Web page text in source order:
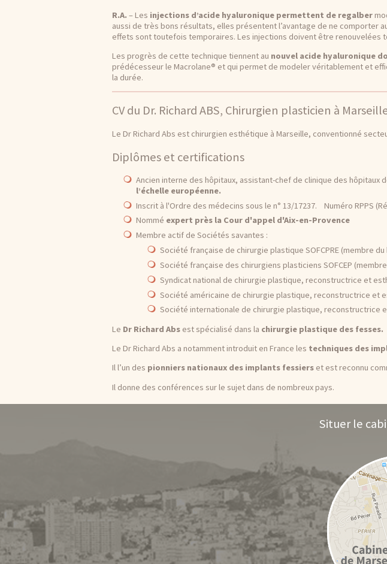
R.A. – Les injections d’acide hyaluronique permettent de regalber
aussi de très bons résultats, elles présentent l’avantage de ne comporter
effets sont toutefois temporaires. Les injections doivent être renouvelées
Les progrès de cette technique tiennent au nouvel acide hyaluronique
prédécesseur le Macrolane® et qui permet de modeler véritablement et
la durée.
CV du Dr. Richard ABS, Chirurgien plasticien à
Le Dr Richard Abs est chirurgien esthétique à Marseille, conventionné
Diplômes et certifications
Ancien interne des hôpitaux, assistant-chef de clinique des hôpitaux
l’échelle européenne.
Inscrit à l'Ordre des médecins sous le n° 13/17237. Numéro RPPS
Nommé expert près la Cour d'appel d'Aix-en-Provence
Membre actif de Sociétés savantes :
Société française de chirurgie plastique SOFCPRE (membre du
Société française des chirurgiens plasticiens SOFCEP
Syndicat national de chirurgie plastique, reconstructrice et
Société américaine de chirurgie plastique, reconstructrice et
Société internationale de chirurgie plastique, reconstructrice
Le Dr Richard Abs est spécialisé dans la chirurgie plastique des fesses.
Le Dr Richard Abs a notamment introduit en France les techniques des
Il l’un des pionniers nationaux des implants fessiers et est reconnu
Il donne des conférences sur le sujet dans de nombreux pays.
Situer le